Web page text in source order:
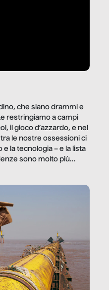
che siano drammi e
restringiamo a campi
il gioco d’azzardo, e nel
le nostre ossessioni ci
la tecnologia – e la lista
sono molto più
reportage vediamo